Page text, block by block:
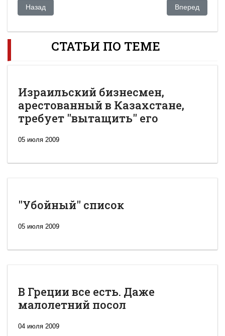
Предыдущий: "Время" выступило на стороне
Назад Следующий:
Вперед
СТАТЬИ ПО ТЕМЕ
Израильский бизнесмен,
арестованный в Казахстане,
требует "вытащить" его
05 июля 2009
"Убойный" список
05 июля 2009
В Греции все есть. Даже
малолетний посол
04 июля 2009